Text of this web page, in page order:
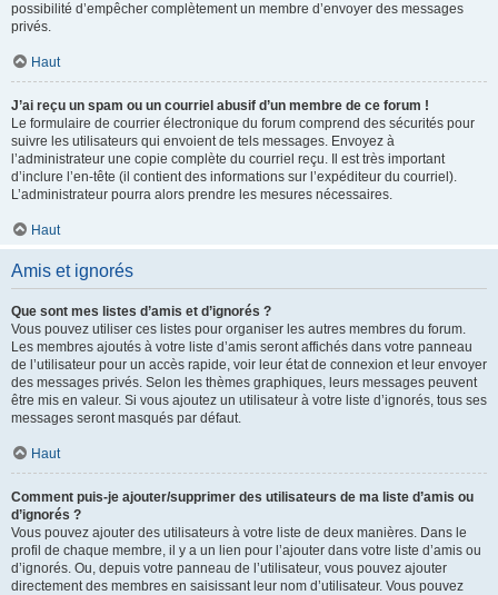
possibilité d’empêcher complètement un membre d’envoyer des messages
privés.
Haut
J’ai reçu un spam ou un courriel abusif d’un membre de ce forum !
Le formulaire de courrier électronique du forum comprend des sécurités pour
suivre les utilisateurs qui envoient de tels messages. Envoyez à
l’administrateur une copie complète du courriel reçu. Il est très important
d’inclure l’en-tête (il contient des informations sur l’expéditeur du courriel).
L’administrateur pourra alors prendre les mesures nécessaires.
Haut
Amis et ignorés
Que sont mes listes d’amis et d’ignorés ?
Vous pouvez utiliser ces listes pour organiser les autres membres du forum.
Les membres ajoutés à votre liste d’amis seront affichés dans votre panneau
de l’utilisateur pour un accès rapide, voir leur état de connexion et leur envoyer
des messages privés. Selon les thèmes graphiques, leurs messages peuvent
être mis en valeur. Si vous ajoutez un utilisateur à votre liste d’ignorés, tous ses
messages seront masqués par défaut.
Haut
Comment puis-je ajouter/supprimer des utilisateurs de ma liste d’amis ou
d’ignorés ?
Vous pouvez ajouter des utilisateurs à votre liste de deux manières. Dans le
profil de chaque membre, il y a un lien pour l’ajouter dans votre liste d’amis ou
d’ignorés. Ou, depuis votre panneau de l’utilisateur, vous pouvez ajouter
directement des membres en saisissant leur nom d’utilisateur. Vous pouvez